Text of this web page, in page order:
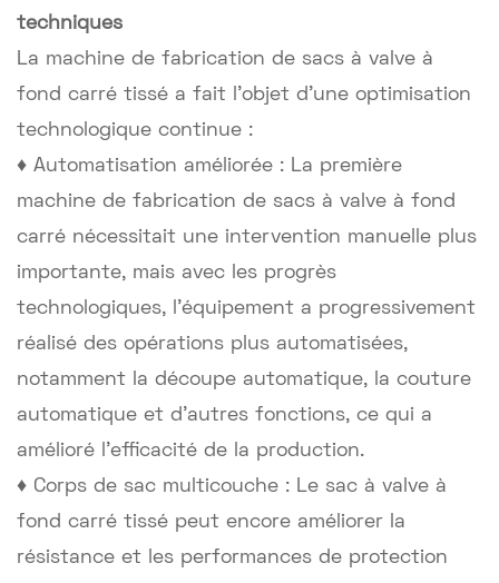
techniques
La machine de fabrication de sacs à valve à
fond carré tissé a fait l'objet d'une optimisation
technologique continue :
♦ Automatisation améliorée : La première
machine de fabrication de sacs à valve à fond
carré nécessitait une intervention manuelle plus
importante, mais avec les progrès
technologiques, l'équipement a progressivement
réalisé des opérations plus automatisées,
notamment la découpe automatique, la couture
automatique et d'autres fonctions, ce qui a
amélioré l'efficacité de la production.
♦ Corps de sac multicouche : Le sac à valve à
fond carré tissé peut encore améliorer la
résistance et les performances de protection